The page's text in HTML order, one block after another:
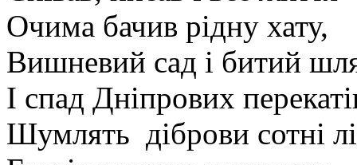
Очима бачив рідну хату,
Вишневий сад і битий
І спад Дніпрових
Шумлять діброви сотні